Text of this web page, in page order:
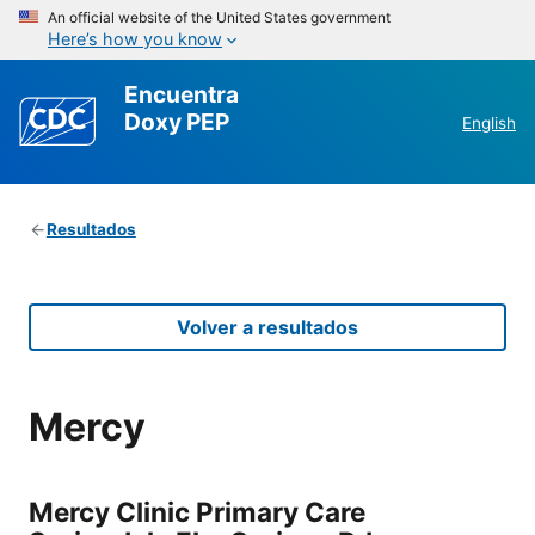
An official website of the United States government
Here’s how you know
Encuentra
Doxy PEP
English
Resultados
Volver a resultados
Mercy
Mercy Clinic Primary Care